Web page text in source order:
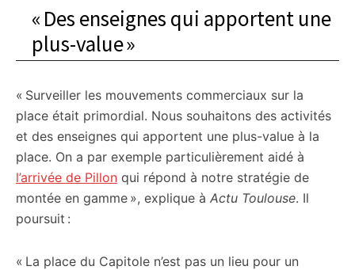
« Des enseignes qui apportent une
plus-value »
« Surveiller les mouvements commerciaux sur la
place était primordial. Nous souhaitons des activités
et des enseignes qui apportent une plus-value à la
place. On a par exemple particulièrement aidé à
l’arrivée de Pillon qui répond à notre stratégie de
montée en gamme », explique à Actu Toulouse. Il
poursuit :
« La place du Capitole n’est pas un lieu pour un